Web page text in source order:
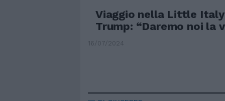
Viaggio nella Little
Trump: “Daremo noi la
16/07/2024